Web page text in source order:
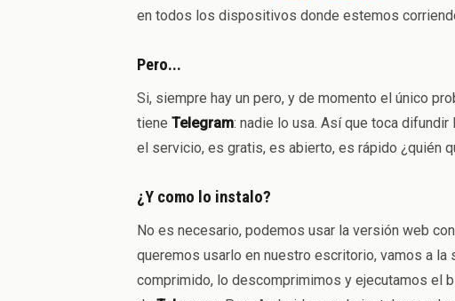
en todos los dispositivos donde estemos
Pero...
Si, siempre hay un pero, y de momento el único
tiene Telegram: nadie lo usa. Así que toca
el servicio, es gratis, es abierto, es rápido ¿quién
¿Y como lo instalo?
No es necesario, podemos usar la versión web
queremos usarlo en nuestro escritorio, vamos a
comprimido, lo descomprimimos y ejecutamos el